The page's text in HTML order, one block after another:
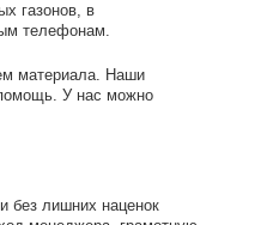
газонов, в
телефонам.
материала. Наши
У нас можно
без лишних наценок